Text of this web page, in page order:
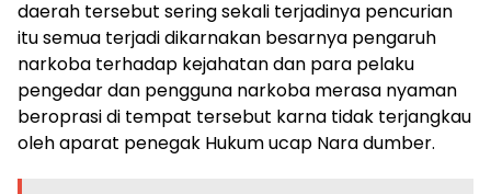
daerah tersebut sering sekali terjadinya pencurian
itu semua terjadi dikarnakan besarnya pengaruh
narkoba terhadap kejahatan dan para pelaku
pengedar dan pengguna narkoba merasa nyaman
beroprasi di tempat tersebut karna tidak terjangkau
oleh aparat penegak Hukum ucap Nara dumber.